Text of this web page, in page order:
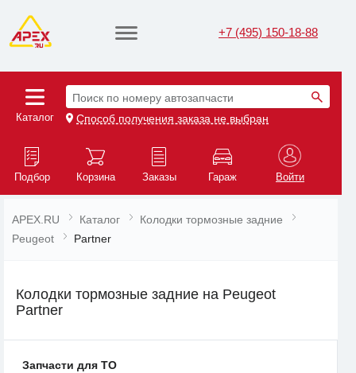
+7 (495) 150-18-88
Каталог
Поиск по номеру автозапчасти
Способ получения заказа не выбран
Подбор Корзина Заказы Гараж Войти
APEX.RU Каталог
Колодки тормозные задние
Peugeot
Partner
Колодки тормозные задние на Peugeot
Partner
Запчасти для ТО